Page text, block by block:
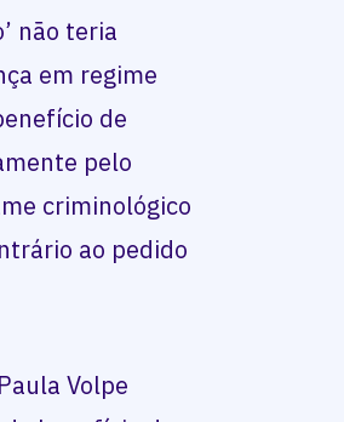
não teria
em regime
de
pelo
criminológico
ao pedido
Volpe